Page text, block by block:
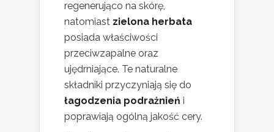
regenerująco na skórę,
natomiast zielona herbata
posiada właściwości
przeciwzapalne oraz
ujędrniające. Te naturalne
składniki przyczyniają się do
łagodzenia podrażnień i
poprawiają ogólną jakość cery.